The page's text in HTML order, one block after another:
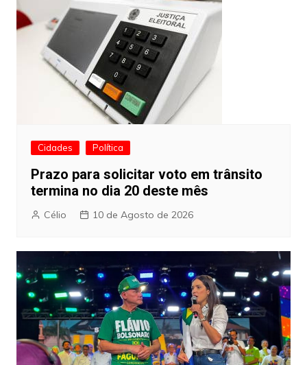
Cidades Política
Prazo para solicitar voto em trânsito
termina no dia 20 deste mês
Célio 10 de Agosto de 2026